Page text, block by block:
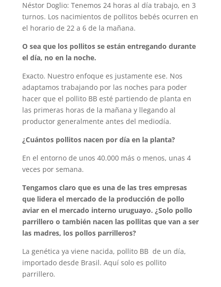
Néstor Doglio: Tenemos 24 horas al día trabajo, en 3
turnos. Los nacimientos de pollitos bebés ocurren en
el horario de 22 a 6 de la mañana.
O sea que los pollitos se están entregando durante
el día, no en la noche.
Exacto. Nuestro enfoque es justamente ese. Nos
adaptamos trabajando por las noches para poder
hacer que el pollito BB esté partiendo de planta en
las primeras horas de la mañana y llegando al
productor generalmente antes del mediodía.
¿Cuántos pollitos nacen por día en la planta?
En el entorno de unos 40.000 más o menos, unas 4
veces por semana.
Tengamos claro que es una de las tres empresas
que lidera el mercado de la producción de pollo
aviar en el mercado interno uruguayo. ¿Solo pollo
parrillero o también nacen las pollitas que van a ser
las madres, los pollos parrilleros?
La genética ya viene nacida, pollito BB de un día,
importado desde Brasil. Aquí solo es pollito
parrillero.